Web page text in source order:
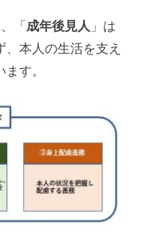
「成年後見人 」は
本人の生活を支え
す。